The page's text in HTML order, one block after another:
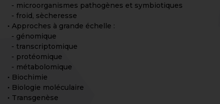
- microorganismes pathogènes et symbiotiques
- froid, sècheresse
• Approches à grande échelle :
- génomique
- transcriptomique
- protéomique
- métabolomique
• Biochimie
• Biologie moléculaire
• Transgenèse